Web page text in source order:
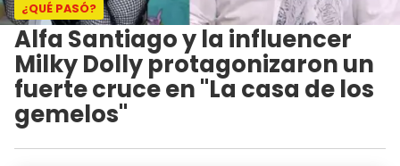
¿QUÉ PASÓ?
Alfa Santiago y la influencer
Milky Dolly protagonizaron un
fuerte cruce en "La casa de los
gemelos"